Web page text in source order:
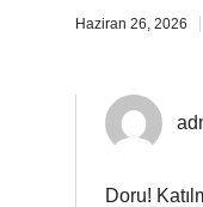
Haziran 26, 2026
Doru!